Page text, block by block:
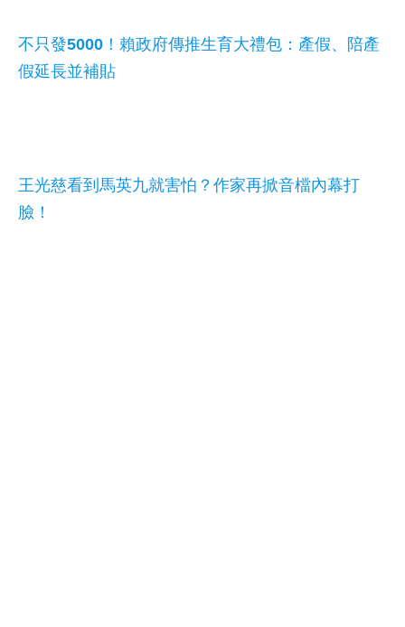
不只發5000！賴政府傳推生育大禮包：產假、陪產
假延長並補貼
王光慈看到馬英九就害怕？作家再掀音檔內幕打
臉！